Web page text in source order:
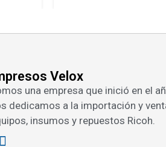
Velox
una empresa que inició en el
dedicamos a la importación y
insumos y repuestos Ricoh.